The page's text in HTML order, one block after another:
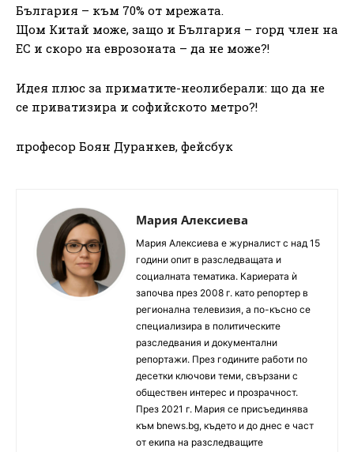
България – към 70% от мрежата.
Щом Китай може, защо и България – горд член на
ЕС и скоро на еврозоната – да не може?!
Идея плюс за приматите-неолиберали: що да не
се приватизира и софийското метро?!
професор Боян Дуранкев, фейсбук
Мария Алексиева
Мария Алексиева е журналист с над 15
години опит в разследващата и
социалната тематика. Кариерата ѝ
започва през 2008 г. като репортер в
регионална телевизия, а по-късно се
специализира в политическите
разследвания и документални
репортажи. През годините работи по
десетки ключови теми, свързани с
обществен интерес и прозрачност.
През 2021 г. Мария се присъединява
към bnews.bg, където и до днес е част
от екипа на разследващите